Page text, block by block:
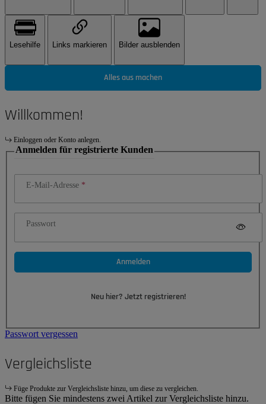
Lesehilfe Links markieren Bilder ausblenden
Alles aus machen
Willkommen!
Einloggen oder Konto anlegen.
Anmelden für registrierte Kunden
E-Mail-Adresse
Passwort
Anmelden
Neu hier? Jetzt registrieren!
Passwort vergessen
Vergleichsliste
Füge Produkte zur Vergleichsliste hinzu, um diese zu vergleichen.
Bitte fügen Sie mindestens zwei Artikel zur Vergleichsliste hinzu.